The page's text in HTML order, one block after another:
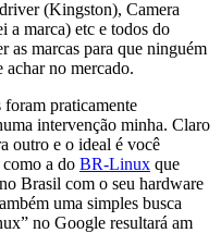
(Kingston), Camera
a marca) etc e todos do
as marcas para que ninguém
achar no mercado.
foram praticamente
intervenção minha. Claro
outro e o ideal é você
a do BR-Linux que
Brasil com o seu hardware
uma simples busca
no Google resultará am